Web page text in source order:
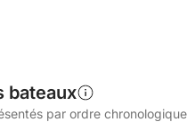
bateaux
par ordre chronologique